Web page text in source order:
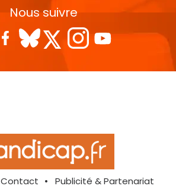
Nous suivre
Contact
Publicité & Partenariat